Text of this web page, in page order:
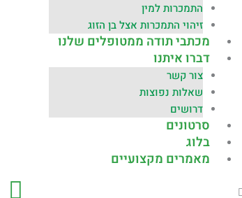
התמכרות למין
זיהוי התמכרות אצל בן הזוג
מכתבי תודה ממטופלים שלנו
דברו איתנו
צור קשר
שאלות נפוצות
דרושים
סרטונים
בלוג
מאמרים מקצועיים